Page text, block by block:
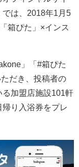
では、2018年1月5
箱ぴた」×インス
」「#箱ぴた
だき、投稿者の
加盟店施設101軒
り入浴券をプレ